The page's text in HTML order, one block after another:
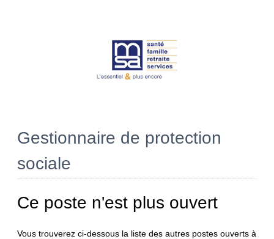
Gestionnaire de protection
sociale
Ce poste n'est plus ouvert
Vous trouverez ci-dessous la liste des autres postes ouverts à